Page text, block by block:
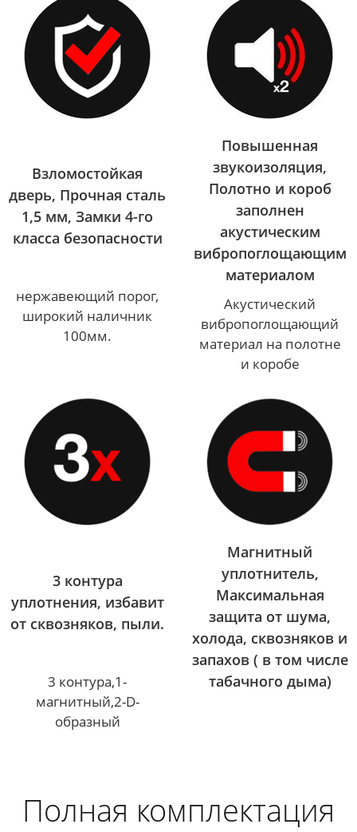
Взломостойкая
дверь, Прочная сталь
1,5 мм, Замки 4-го
класса безопасности
нержавеющий порог,
широкий наличник
100мм.
Повышенная
звукоизоляция,
Полотно и короб
заполнен
акустическим
вибропоглощающим
материалом
Акустический
вибропоглощающий
материал на полотне
и коробе
3 контура
уплотнения, избавит
от сквозняков, пыли.
3 контура,1-
магнитный,2-D-
образный
Магнитный
уплотнитель,
Максимальная
защита от шума,
холода, сквозняков и
запахов ( в том числе
табачного дыма)
Полная комплектация